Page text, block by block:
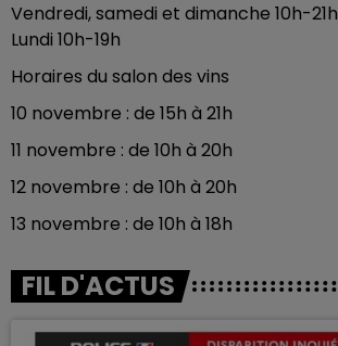
Vendredi, samedi et dimanche 10h-21h
Lundi 10h-19h
Horaires du salon des vins
10 novembre : de 15h à 21h
11 novembre : de 10h à 20h
12 novembre : de 10h à 20h
13 novembre : de 10h à 18h
FIL D'ACTUS